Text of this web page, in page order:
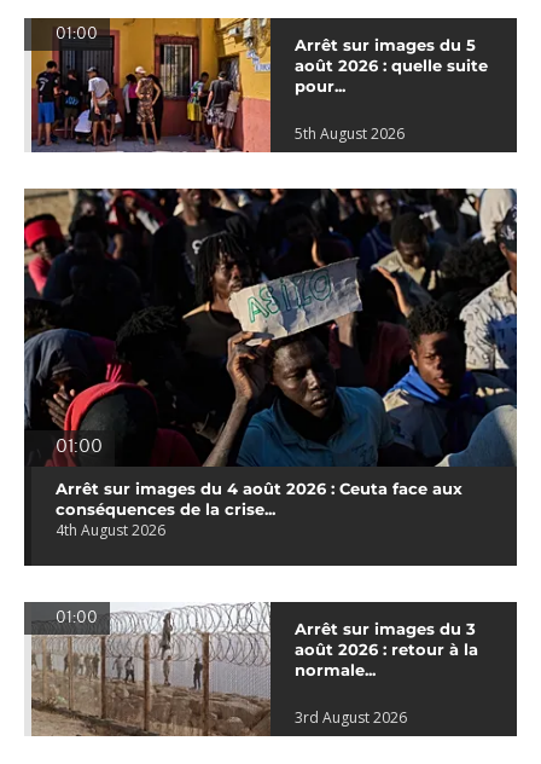
01:00
Arrêt sur images du 5
août 2026 : quelle suite
pour...
5th August 2026
01:00
Arrêt sur images du 4 août 2026 : Ceuta face aux
conséquences de la crise...
4th August 2026
01:00
Arrêt sur images du 3
août 2026 : retour à la
normale...
3rd August 2026